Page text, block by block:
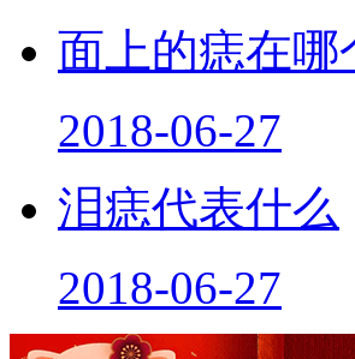
面上的痣在哪
2018-06-27
泪痣代表什么
2018-06-27